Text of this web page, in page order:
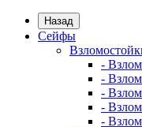
Назад
Сейфы
-
-
-
-
-